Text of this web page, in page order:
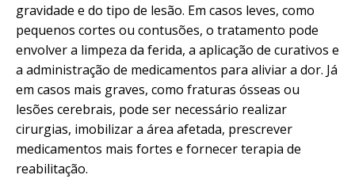
gravidade e do tipo de lesão. Em casos leves, como
pequenos cortes ou contusões, o tratamento pode
envolver a limpeza da ferida, a aplicação de curativos e
a administração de medicamentos para aliviar a dor. Já
em casos mais graves, como fraturas ósseas ou
lesões cerebrais, pode ser necessário realizar
cirurgias, imobilizar a área afetada, prescrever
medicamentos mais fortes e fornecer terapia de
reabilitação.